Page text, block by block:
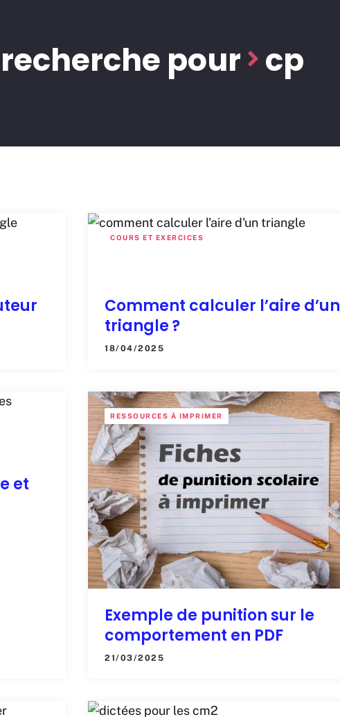
pour cp
COURS ET EXERCICES
Comment calculer l’aire d’un
triangle ?
18/04/2025
et
RESSOURCES À IMPRIMER
Exemple de punition sur le
comportement en PDF
21/03/2025